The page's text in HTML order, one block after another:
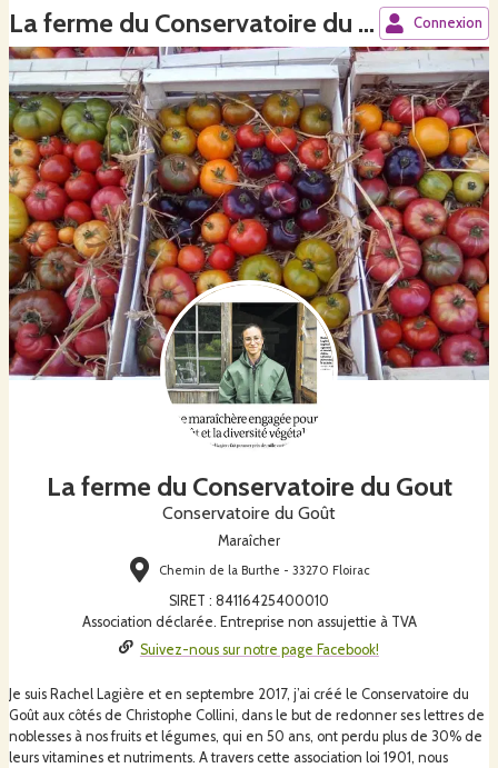
La ferme du Conservatoire du Gout Connexion
La ferme du Conservatoire du Gout
Conservatoire du Goût
Maraîcher
Chemin de la Burthe - 33270 Floirac
SIRET : 84116425400010
Association déclarée. Entreprise non assujettie à TVA
Suivez-nous sur notre page Facebook!
Je suis Rachel Lagière et en septembre 2017, j’ai créé le Conservatoire du
Goût aux côtés de Christophe Collini, dans le but de redonner ses lettres de
noblesses à nos fruits et légumes, qui en 50 ans, ont perdu plus de 30% de
leurs vitamines et nutriments. A travers cette association loi 1901, nous